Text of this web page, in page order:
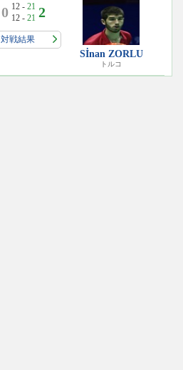
0 12 - 21
12 - 21 2
対戦結果
Sİnan ZORLU
トルコ